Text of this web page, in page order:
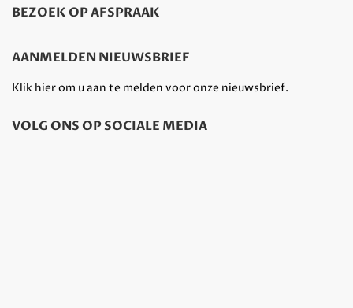
BEZOEK OP AFSPRAAK
AANMELDEN NIEUWSBRIEF
Klik hier om u aan te melden voor onze nieuwsbrief.
VOLG ONS OP SOCIALE MEDIA